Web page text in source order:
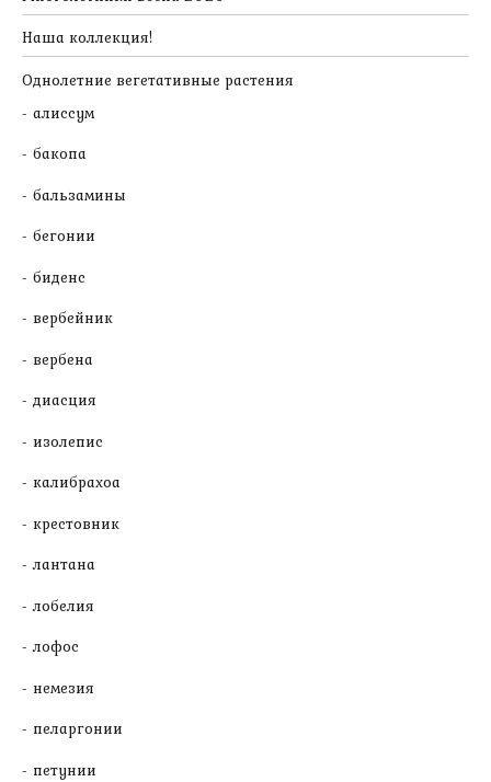
Наша коллекция!
Однолетние вегетативные растения
алиссум
бакопа
бальзамины
бегонии
биденс
вербейник
вербена
диасция
изолепис
калибрахоа
крестовник
лантана
лобелия
лофос
немезия
пеларгонии
петунии